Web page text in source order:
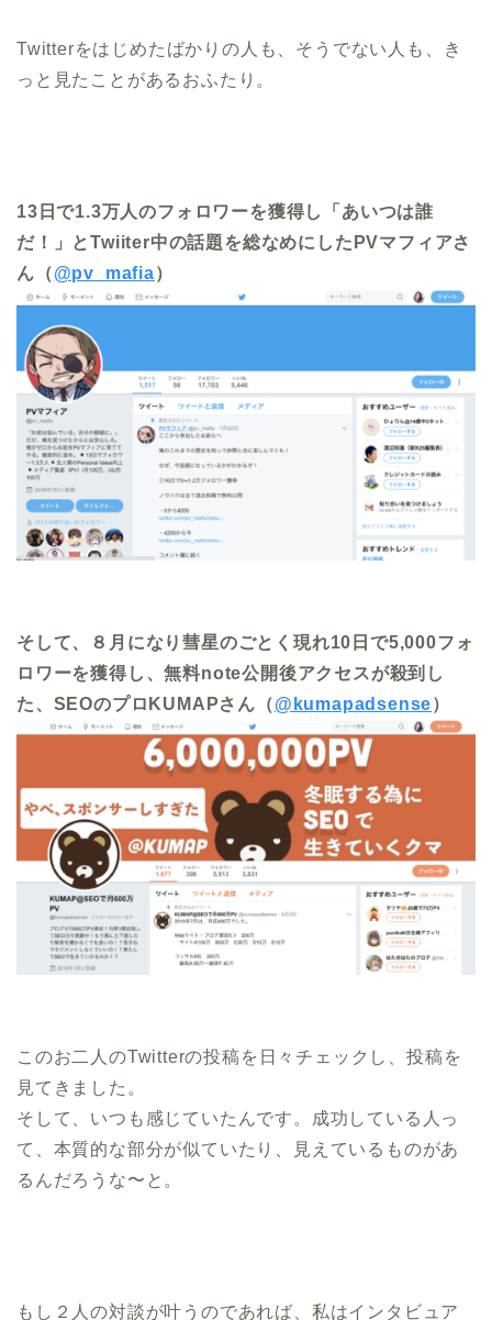
Twitterをはじめたばかりの人も、そうでない人も、き
っと見たことがあるおふたり。
13日で1.3万人のフォロワーを獲得し「あいつは誰
だ！」とTwiiter中の話題を総なめにしたPVマフィアさ
ん（@pv_mafia）
そして、８月になり彗星のごとく現れ10日で5,000フォ
ロワーを獲得し、無料note公開後アクセスが殺到し
た、SEOのプロKUMAPさん（@kumapadsense）
このお二人のTwitterの投稿を日々チェックし、投稿を
見てきました。
そして、いつも感じていたんです。成功している人っ
て、本質的な部分が似ていたり、見えているものがあ
るんだろうな〜と。
もし２人の対談が叶うのであれば、私はインタビュア